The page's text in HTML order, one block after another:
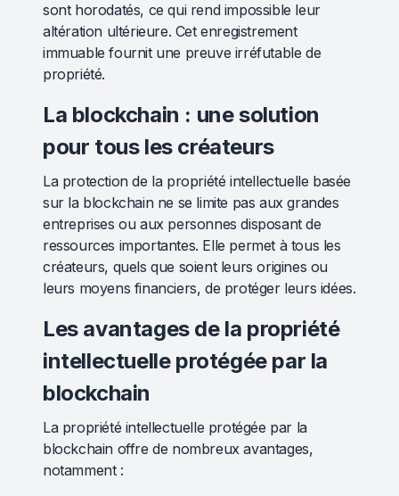
sont horodatés, ce qui rend impossible leur
altération ultérieure. Cet enregistrement
immuable fournit une preuve irréfutable de
propriété.
La blockchain : une solution
pour tous les créateurs
La protection de la propriété intellectuelle basée
sur la blockchain ne se limite pas aux grandes
entreprises ou aux personnes disposant de
ressources importantes. Elle permet à tous les
créateurs, quels que soient leurs origines ou
leurs moyens financiers, de protéger leurs idées.
Les avantages de la propriété
intellectuelle protégée par la
blockchain
La propriété intellectuelle protégée par la
blockchain offre de nombreux avantages,
notamment :